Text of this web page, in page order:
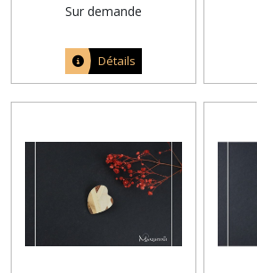
Sur demande
Détails